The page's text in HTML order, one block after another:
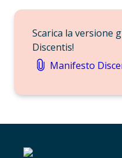
Scarica la versione
Discentis!
Manifesto